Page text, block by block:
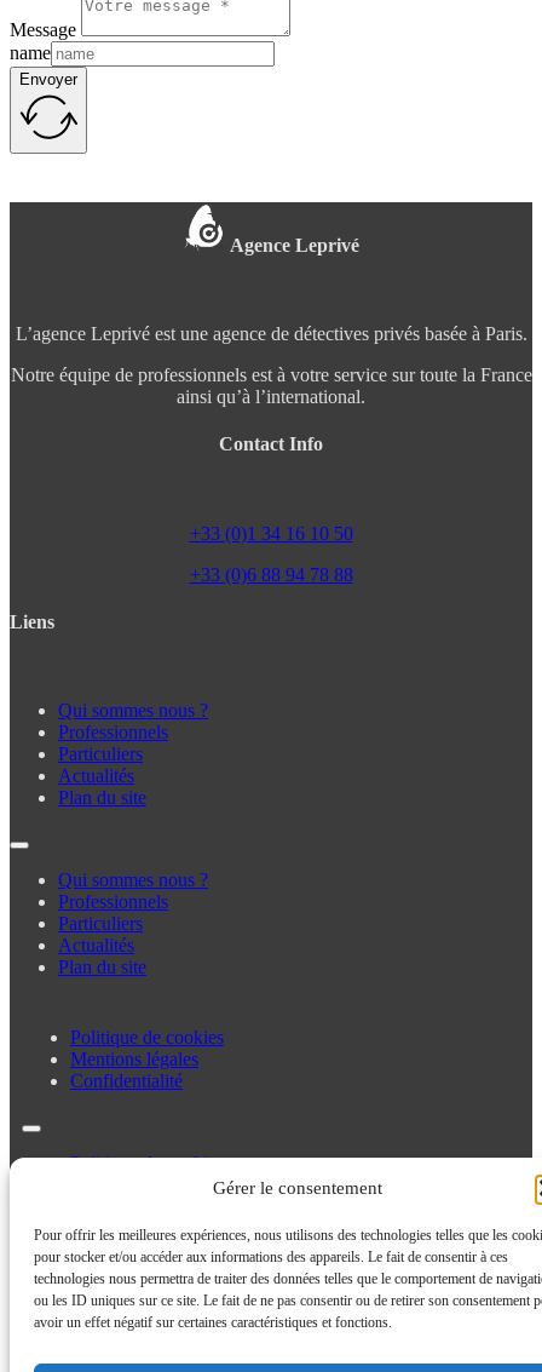
Gérer le consentement
Pour offrir les meilleures expériences, nous utilisons des technologies telles que les
pour stocker et/ou accéder aux informations des appareils. Le fait de consentir à ces
technologies nous permettra de traiter des données telles que le comportement de
ou les ID uniques sur ce site. Le fait de ne pas consentir ou de retirer son consentement
avoir un effet négatif sur certaines caractéristiques et fonctions.
Message
name
Envoyer
Agence Leprivé
L’agence Leprivé est une agence de détectives privés basée à Paris.
Notre équipe de professionnels est à votre service sur toute la France
ainsi qu’à l’international.
Contact Info
+33 (0)1 34 16 10 50
+33 (0)6 88 94 78 88
Liens
Qui sommes nous ?
Professionnels
Particuliers
Actualités
Plan du site
Qui sommes nous ?
Professionnels
Particuliers
Actualités
Plan du site
Politique de cookies
Mentions légales
Confidentialité
Politique de cookies